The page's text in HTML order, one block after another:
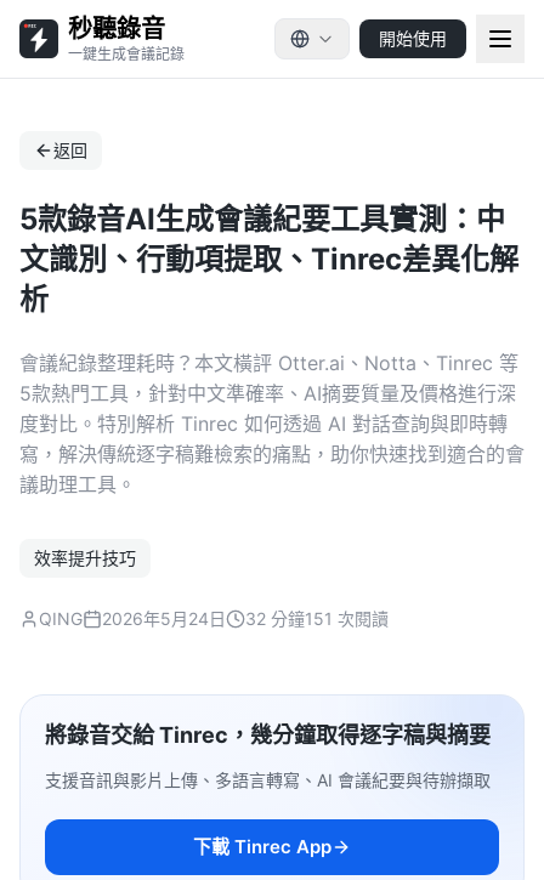
秒聽錄音
一鍵生成會議記錄
開始使用
返回
5款錄音AI生成會議紀要工具實測：中
文識別、行動項提取、Tinrec差異化解
析
會議紀錄整理耗時？本文橫評 Otter.ai、Notta、Tinrec 等
5款熱門工具，針對中文準確率、AI摘要質量及價格進行深
度對比。特別解析 Tinrec 如何透過 AI 對話查詢與即時轉
寫，解決傳統逐字稿難檢索的痛點，助你快速找到適合的會
議助理工具。
效率提升技巧
QING 2026年5月24日 32 分鐘151 次閱讀
將錄音交給 Tinrec，幾分鐘取得逐字稿與摘要
支援音訊與影片上傳、多語言轉寫、AI 會議紀要與待辦擷取
下載 Tinrec App